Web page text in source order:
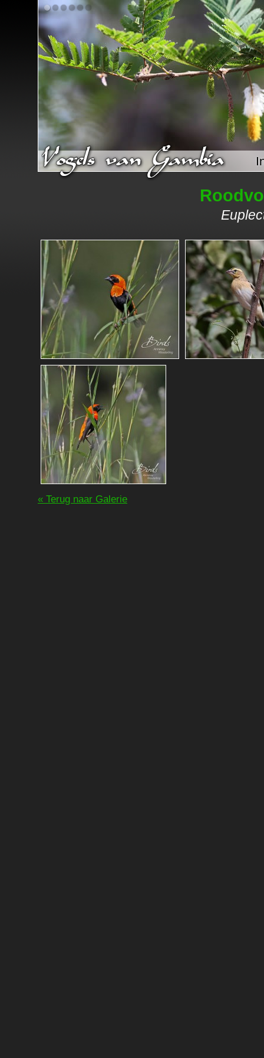
« Terug naar Galerie